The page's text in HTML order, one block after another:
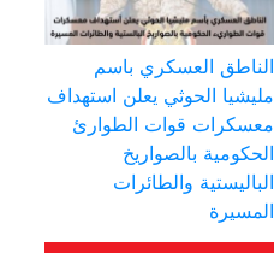
الناطق العسكري باسم
مليشيا الحوثي يعلن استهداف
معسكرات قوات الطوارئ
الحكومية بالصواريخ
الباليستية والطائرات
المسيرة